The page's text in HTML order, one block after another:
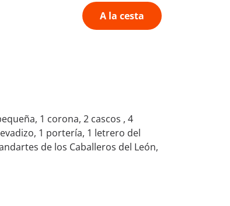
A la cesta
1 corona, 2 cascos , 4
1 portería, 1 letrero del
de los Caballeros del León,